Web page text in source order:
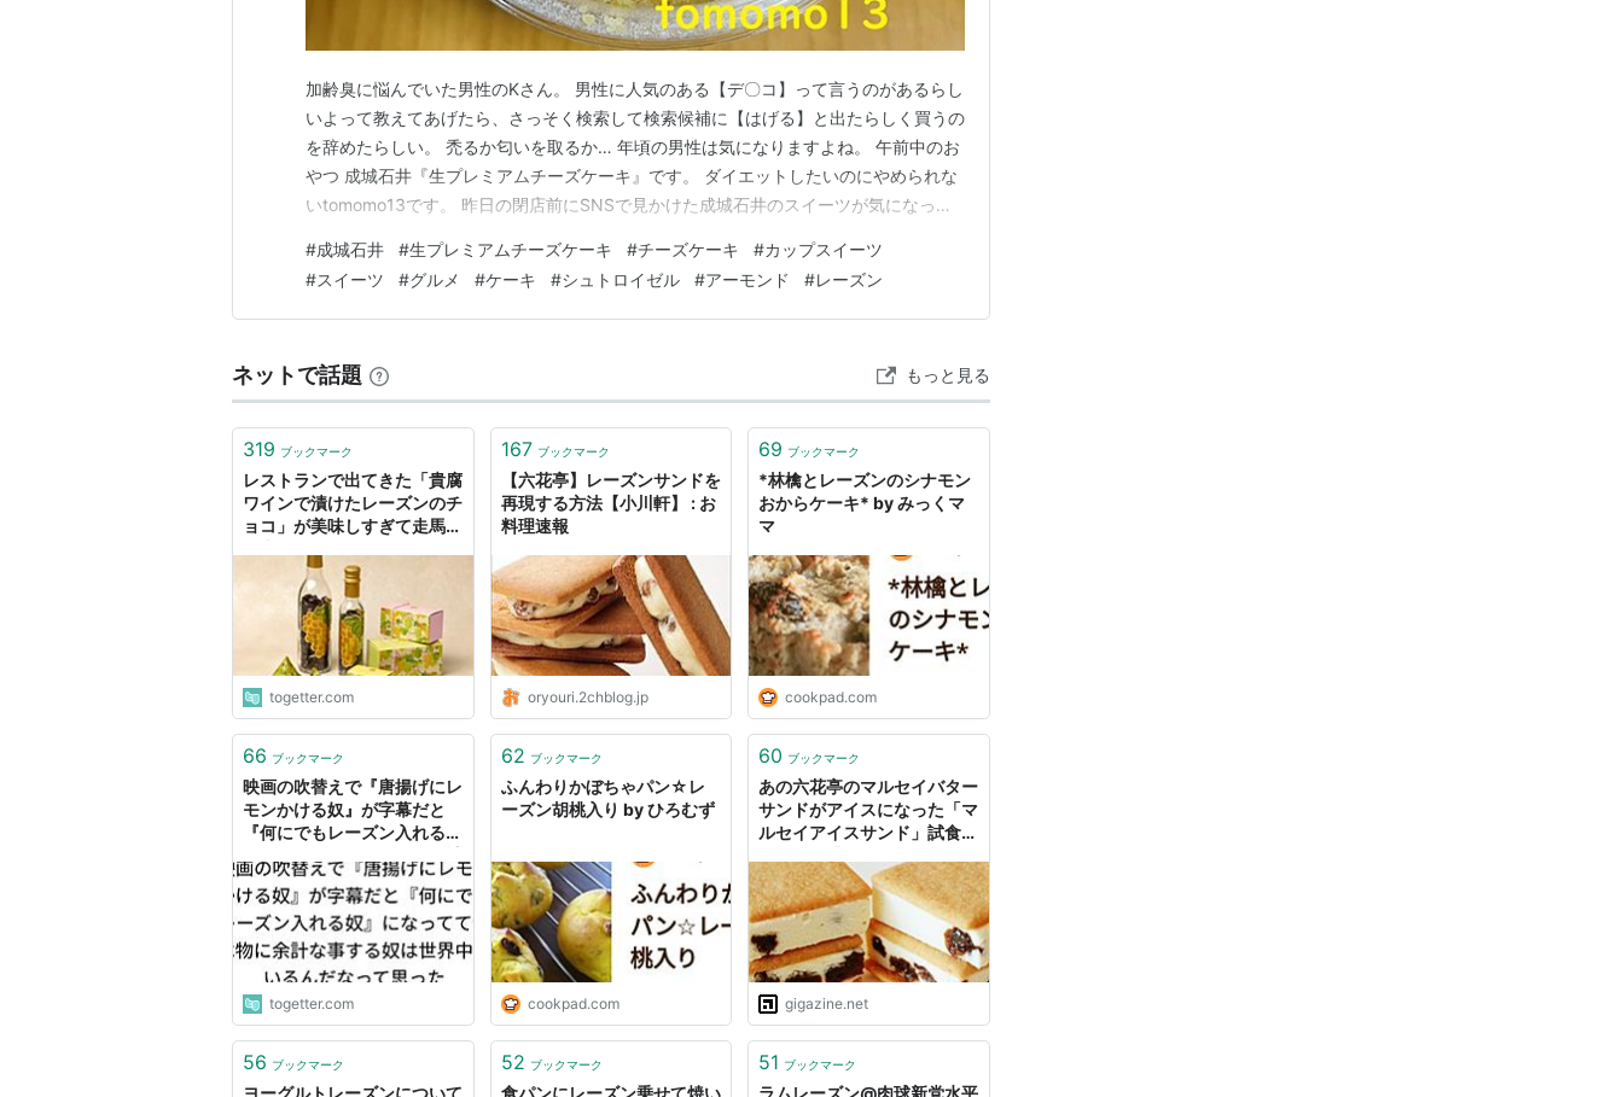
加齢臭に悩んでいた男性のKさん。 男性に人気のある【デ〇コ】って言うのがあるらし
いよって教えてあげたら、さっそく検索して検索候補に【はげる】と出たらしく買うの
を辞めたらしい。 禿るか匂いを取るか… 年頃の男性は気になりますよね。 午前中のお
やつ 成城石井『生プレミアムチーズケーキ』です。 ダイエットしたいのにやめられな
いtomomo13です。 昨日の閉店前にSNSで見かけた成城石井のスイーツが気になって
買ってしまった） しかも安くなっていたから、まっいいかっていう気分です。 リンク
『生プレミアムチーズケーキ』はカス…
#成城石井 #生プレミアムチーズケーキ #チーズケーキ #カップスイーツ
#スイーツ #グルメ #ケーキ #シュトロイゼル #アーモンド #レーズン
ネットで話題 もっと見る
319 ブックマーク
レストランで出てきた「貴腐
ワインで漬けたレーズンのチ
ョコ」が美味しすぎて走馬灯
エ」のチョコでは？一度食べ
たら忘れられない人が多いら
togetter.com
167 ブックマーク
【六花亭】レーズンサンドを
再現する方法【小川軒】 : お
料理速報
oryouri.2chblog.jp
69 ブックマーク
*林檎とレーズンのシナモン
おからケーキ* by みっくマ
マ
cookpad.com
66 ブックマーク
映画の吹替えで『唐揚げにレ
モンかける奴』が字幕だと
『何にでもレーズン入れる
な事する奴は世界中にいるん
だなって思った
togetter.com
62 ブックマーク
ふんわりかぼちゃパン☆レ
ーズン胡桃入り by ひろむず
cookpad.com
60 ブックマーク
あの六花亭のマルセイバター
サンドがアイスになった「マ
ルセイアイスサンド」試食レ
アイス仕立て
gigazine.net
56 ブックマーク
ヨーグルトレーズンについて
52 ブックマーク
食パンにレーズン乗せて焼い
51 ブックマーク
ラムレーズン@肉球新党水平